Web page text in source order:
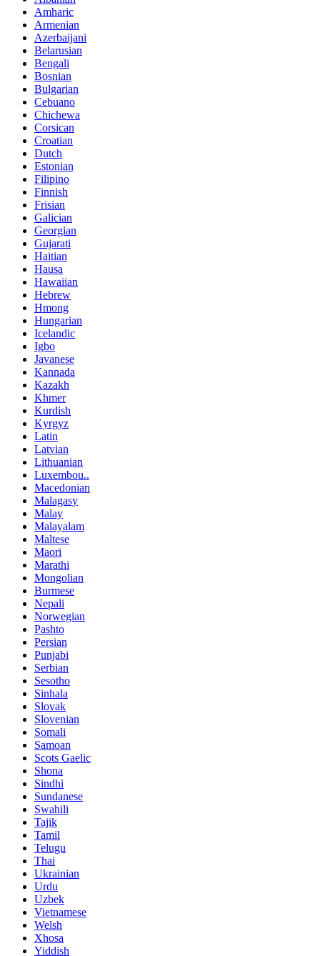
Amharic
Armenian
Azerbaijani
Belarusian
Bengali
Bosnian
Bulgarian
Cebuano
Chichewa
Corsican
Croatian
Dutch
Estonian
Filipino
Finnish
Frisian
Galician
Georgian
Gujarati
Haitian
Hausa
Hawaiian
Hebrew
Hmong
Hungarian
Icelandic
Igbo
Javanese
Kannada
Kazakh
Khmer
Kurdish
Kyrgyz
Latin
Latvian
Lithuanian
Luxembou..
Macedonian
Malagasy
Malay
Malayalam
Maltese
Maori
Marathi
Mongolian
Burmese
Nepali
Norwegian
Pashto
Persian
Punjabi
Serbian
Sesotho
Sinhala
Slovak
Slovenian
Somali
Samoan
Scots Gaelic
Shona
Sindhi
Sundanese
Swahili
Tajik
Tamil
Telugu
Thai
Ukrainian
Urdu
Uzbek
Vietnamese
Welsh
Xhosa
Yiddish